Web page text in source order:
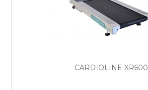
CARDIOLINE XR600